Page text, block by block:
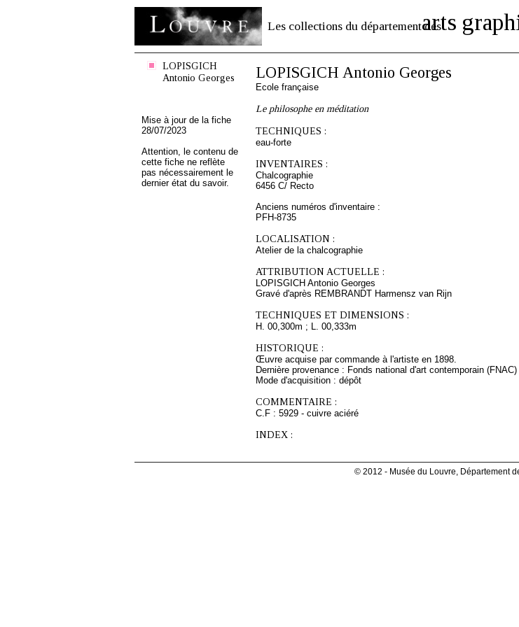
Les collections du département des
arts
LOPISGICH
Antonio Georges
Mise à jour de la fiche
28/07/2023
Attention, le contenu de
cette fiche ne reflète
pas nécessairement le
dernier état du savoir.
LOPISGICH Antonio Georges
Ecole française
Le philosophe en méditation
TECHNIQUES :
eau-forte
INVENTAIRES :
Chalcographie
6456 C/ Recto
Anciens numéros d'inventaire :
PFH-8735
LOCALISATION :
Atelier de la chalcographie
ATTRIBUTION ACTUELLE :
LOPISGICH Antonio Georges
Gravé d'après REMBRANDT Harmensz van Rijn
TECHNIQUES ET DIMENSIONS :
H. 00,300m ; L. 00,333m
HISTORIQUE :
Œuvre acquise par commande à l'artiste en 1898.
Dernière provenance : Fonds national d'art contemporain (FNAC)
Mode d'acquisition : dépôt
COMMENTAIRE :
C.F : 5929 - cuivre aciéré
INDEX :
© 2012 - Musée du Louvre, Département